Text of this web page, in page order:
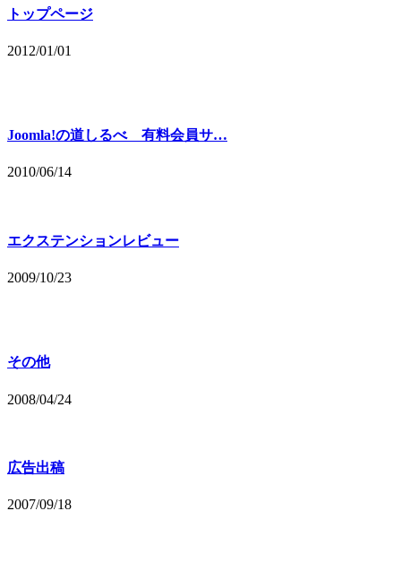
トップページ
2012/01/01
Joomla!の道しるべ 有料会員サ…
2010/06/14
エクステンションレビュー
2009/10/23
その他
2008/04/24
広告出稿
2007/09/18